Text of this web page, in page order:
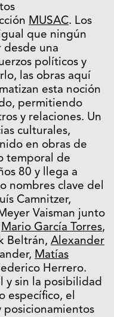
MUSAC. Los
que ningún
desde una
políticos y
las obras aquí
esta noción
permitiendo
y relaciones. Un
culturales,
en obras de
temporal de
80 y llega a
nombres clave del
Camnitzer,
Vaisman junto
Mario García Torres,
Beltrán, Alexander
Matías
Herrero.
y sin la posibilidad
específico, el
posicionamientos